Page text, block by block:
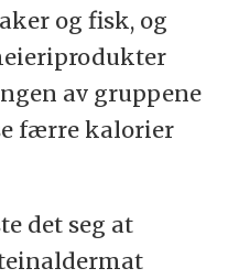
og fisk, og
av gruppene
færre kalorier
det seg at